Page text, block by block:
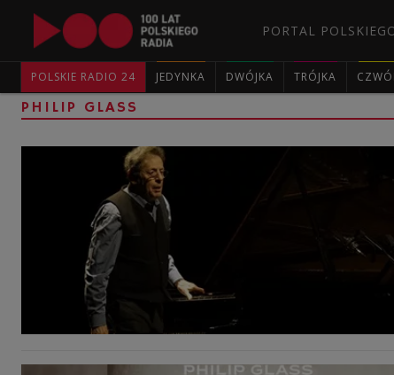
PORTAL
POLSKIE RADIO 24 JEDYNKA DWÓJKA TRÓJKA
PHILIP GLASS